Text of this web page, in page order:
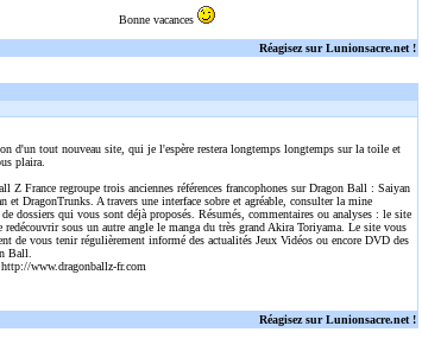
Bonne vacances
Réagisez sur Lunionsacre.net !
d'un tout nouveau site, qui je l'espère restera longtemps longtemps sur la toile et
plaira.
Z France regroupe trois anciennes références francophones sur Dragon Ball : Saiyan
et DragonTrunks. A travers une interface sobre et agréable, consulter la mine
dossiers qui vous sont déjà proposés. Résumés, commentaires ou analyses : le site
redécouvrir sous un autre angle le manga du très grand Akira Toriyama. Le site vous
de vous tenir régulièrement informé des actualités Jeux Vidéos ou encore DVD des
Ball.
http://www.dragonballz-fr.com
Réagisez sur Lunionsacre.net !